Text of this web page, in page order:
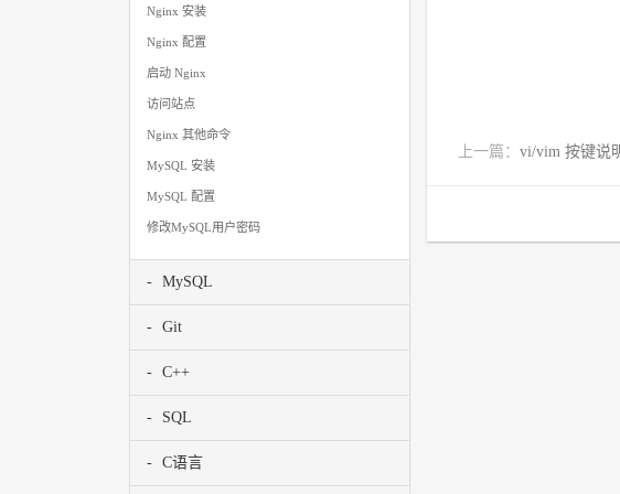
上一篇： vi/vim 按键说
Nginx 安装
Nginx 配置
启动 Nginx
访问站点
Nginx 其他命令
MySQL 安装
MySQL 配置
修改MySQL用户密码
MySQL
Git
C++
SQL
C语言